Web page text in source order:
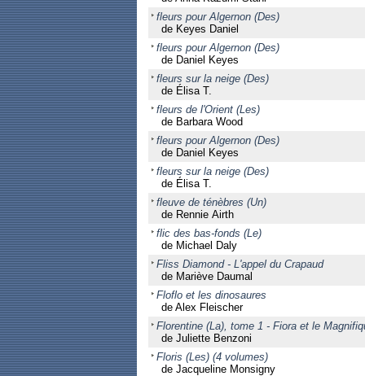
fleurs pour Algernon (Des)
de Keyes Daniel
fleurs pour Algernon (Des)
de Daniel Keyes
fleurs sur la neige (Des)
de Élisa T.
fleurs de l'Orient (Les)
de Barbara Wood
fleurs pour Algernon (Des)
de Daniel Keyes
fleurs sur la neige (Des)
de Élisa T.
fleuve de ténèbres (Un)
de Rennie Airth
flic des bas-fonds (Le)
de Michael Daly
Fliss Diamond - L'appel du Crapaud
de Mariève Daumal
Floflo et les dinosaures
de Alex Fleischer
Florentine (La), tome 1 - Fiora et le
de Juliette Benzoni
Floris (Les) (4 volumes)
de Jacqueline Monsigny